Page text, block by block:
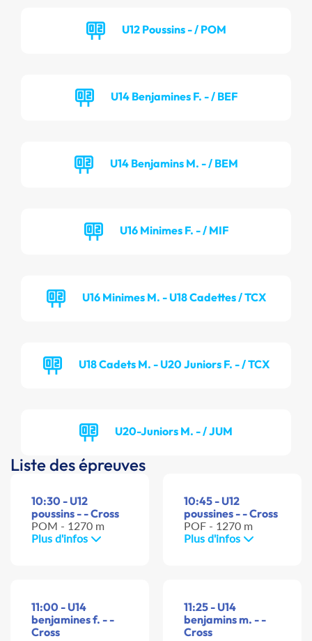
U12 Poussins - / POM
U14 Benjamines F. - / BEF
U14 Benjamins M. - / BEM
U16 Minimes F. - / MIF
U16 Minimes M. - U18 Cadettes / TCX
U18 Cadets M. - U20 Juniors F. - / TCX
U20-Juniors M. - / JUM
Liste des épreuves
10:30 - U12
poussins - - Cross
POM - 1270 m
Plus d'infos
10:45 - U12
poussines - - Cross
POF - 1270 m
Plus d'infos
11:00 - U14
benjamines f. - -
Cross
11:25 - U14
benjamins m. - -
Cross